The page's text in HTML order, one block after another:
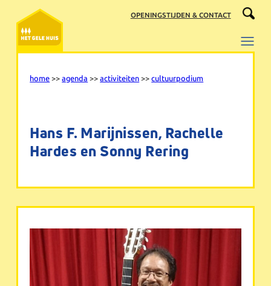
naar
inhoud
OPENINGSTIJDEN & CONTACT
home >>agenda >>activiteiten >>cultuurpodium
Hans F. Marijnissen, Rachelle
Hardes en Sonny Rering